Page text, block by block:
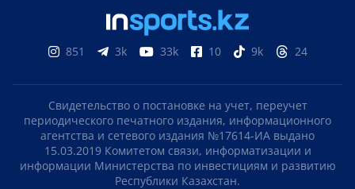
851 3k 33k 10 9k 24
Свидетельство о постановке на учет, переучет
периодического печатного издания, информационного
агентства и сетевого издания №17614-ИА выдано
15.03.2019 Комитетом связи, информатизации и
информации Министерства по инвестициям и развитию
Республики Казахстан.